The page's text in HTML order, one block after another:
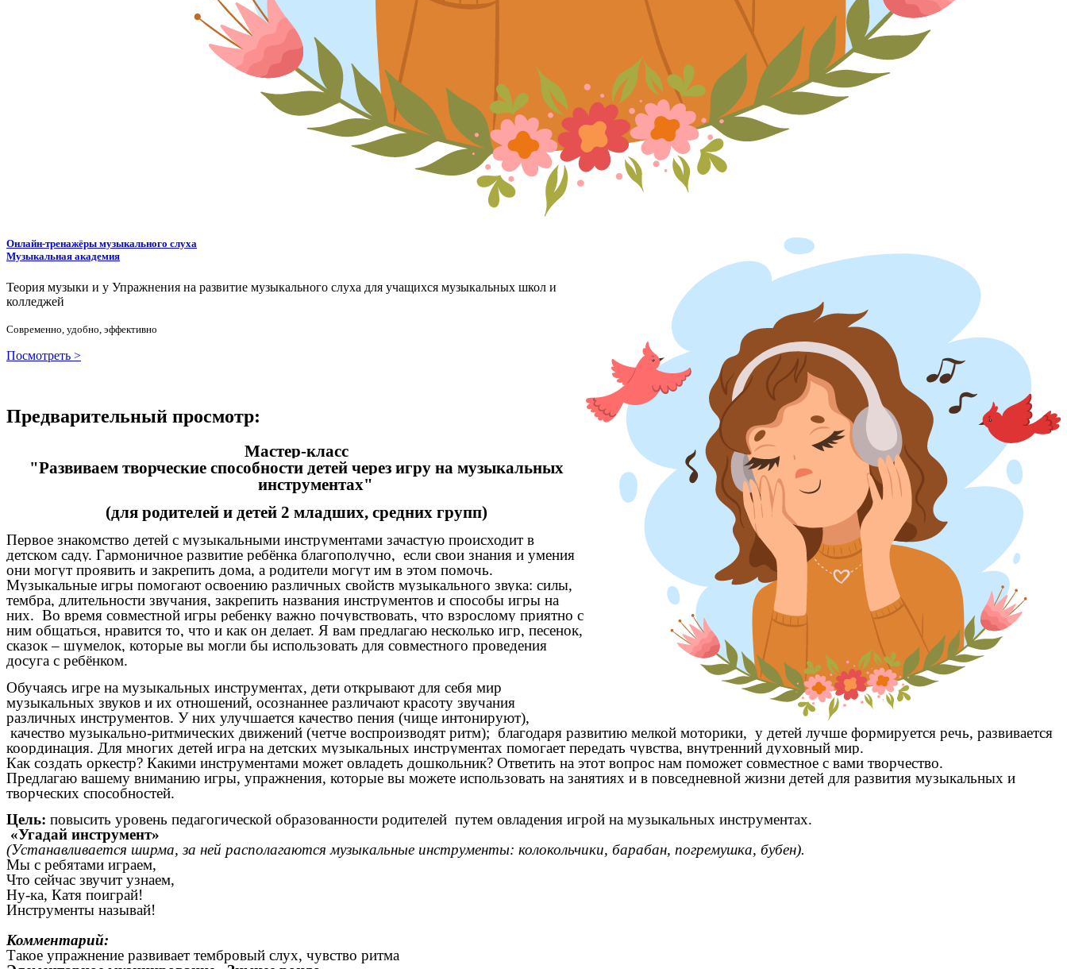
Онлайн-тренажёры музыкального слуха
Музыкальная академия
Теория музыки и у Упражнения на развитие музыкального слуха для учащихся музыкальных школ и
колледжей
Современно, удобно, эффективно
Посмотреть >
Предварительный просмотр:
Мастер-класс
"Развиваем творческие способности детей через игру на музыкальных
инструментах"
(для родителей и детей 2 младших, средних групп)
Первое знакомство детей с музыкальными инструментами зачастую происходит в
детском саду. Гармоничное развитие ребёнка благополучно, если свои знания и умения
они могут проявить и закрепить дома, а родители могут им в этом помочь.
Музыкальные игры помогают освоению различных свойств музыкального звука: силы,
тембра, длительности звучания, закрепить названия инструментов и способы игры на
них. Во время совместной игры ребенку важно почувствовать, что взрослому приятно с
ним общаться, нравится то, что и как он делает. Я вам предлагаю несколько игр, песенок,
сказок – шумелок, которые вы могли бы использовать для совместного проведения
досуга с ребёнком.
Обучаясь игре на музыкальных инструментах, дети открывают для себя мир
музыкальных звуков и их отношений, осознаннее различают красоту звучания
различных инструментов. У них улучшается качество пения (чище интонируют),
качество музыкально-ритмических движений (четче воспроизводят ритм); благодаря развитию мелкой моторики, у детей лучше формируется речь, развивается
координация. Для многих детей игра на детских музыкальных инструментах помогает передать чувства, внутренний духовный мир.
Как создать оркестр? Какими инструментами может овладеть дошкольник? Ответить на этот вопрос нам поможет совместное с вами творчество.
Предлагаю вашему вниманию игры, упражнения, которые вы можете использовать на занятиях и в повседневной жизни детей для развития музыкальных и
творческих способностей.
Цель: повысить уровень педагогической образованности родителей путем овладения игрой на музыкальных инструментах.
«Угадай инструмент»
(Устанавливается ширма, за ней располагаются музыкальные инструменты: колокольчики, барабан, погремушка, бубен).
Мы с ребятами играем,
Что сейчас звучит узнаем,
Ну-ка, Катя поиграй!
Инструменты называй!
Комментарий:
Такое упражнение развивает тембровый слух, чувство ритма